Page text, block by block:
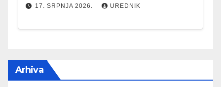
17. SRPNJA 2026. UREDNIK
Arhiva